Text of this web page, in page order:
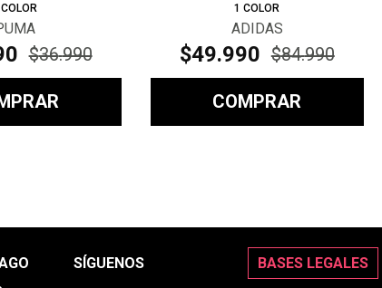
COLOR
$36.990
1 COLOR
ADIDAS
$49.990 $84.990
COMPRAR
SÍGUENOS BASES LEGALES